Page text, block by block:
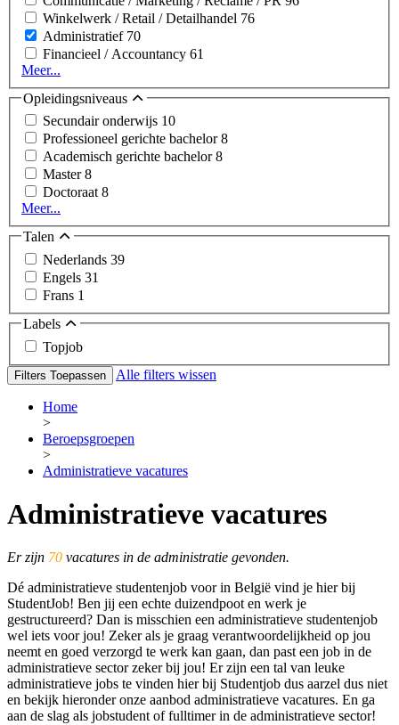
Winkelwerk / Retail / Detailhandel 76
Administratief 70
Financieel / Accountancy 61
Meer...
Opleidingsniveaus
Secundair onderwijs 10
Professioneel gerichte bachelor8
Academisch gerichte bachelor8
Master8
Doctoraat8
Meer...
Talen
Nederlands 39
Engels 31
Frans 1
Labels
Topjob
Filters Toepassen Alle filters wissen
Home
>
Beroepsgroepen
>
Administratieve vacatures
Administratieve vacatures
Er zijn 70 vacatures in de administratie gevonden.
Dé administratieve studentenjob voor in België vind je hier bij
StudentJob! Ben jij een echte duizendpoot en werk je
gestructureerd? Dan is misschien een administratieve studentenjob
wel iets voor jou! Zeker als je graag verantwoordelijkheid op jou
neemt en goed verzorgd te werk kan gaan, dan past een job in de
administratieve sector zeker bij jou! Er zijn een tal van leuke
administratieve jobs te vinden hier bij Studentjob dus aarzel dus niet
en bekijk hieronder onze aanbod administratieve vacatures. En ga
aan de slag als jobstudent of fulltimer in de administratieve sector!